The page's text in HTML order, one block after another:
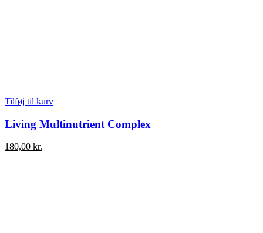
Tilføj til kurv
Living Multinutrient Complex
180,00 kr.